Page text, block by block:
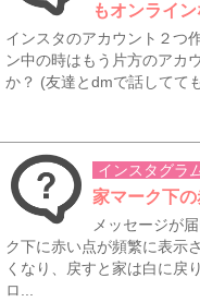
もオンライ
インスタのアカウント２つ
ン中の時はもう片方のアカ
か？ (友達とdmで話してて
インスタグラ
家マーク下
メッセージが
ク下に赤い点が頻繁に表示
くなり、戻すと家は白に戻
ロ...